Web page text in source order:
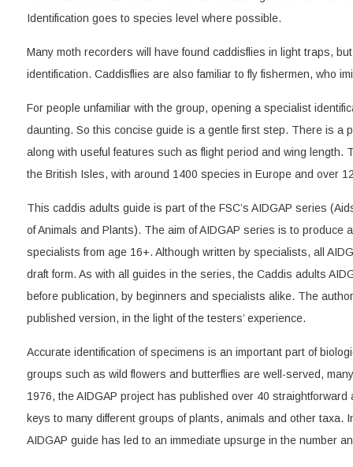
Identification goes to species level where possible.
Many moth recorders will have found caddisflies in light traps,
identification. Caddisflies are also familiar to fly fishermen, who
For people unfamiliar with the group, opening a specialist
daunting. So this concise guide is a gentle first step. There is a
along with useful features such as flight period and wing length.
the British Isles, with around 1400 species in Europe and over
This caddis adults guide is part of the FSC’s AIDGAP series
of Animals and Plants). The aim of AIDGAP series is to produce
specialists from age 16+. Although written by specialists, all
draft form. As with all guides in the series, the Caddis adults
before publication, by beginners and specialists alike. The
published version, in the light of the testers’ experience.
Accurate identification of specimens is an important part of
groups such as wild flowers and butterflies are well-served,
1976, the AIDGAP project has published over 40 straightforward
keys to many different groups of plants, animals and other taxa.
AIDGAP guide has led to an immediate upsurge in the number